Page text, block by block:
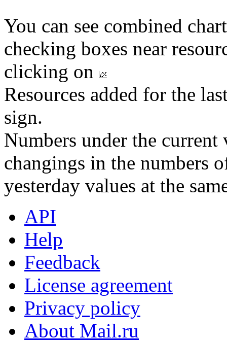
You can see combined
checking boxes near
clicking on
Resources added for the
sign.
Numbers under the
changings in the numbers
yesterday values at the
API
Help
Feedback
License agreement
Privacy policy
About Mail.ru